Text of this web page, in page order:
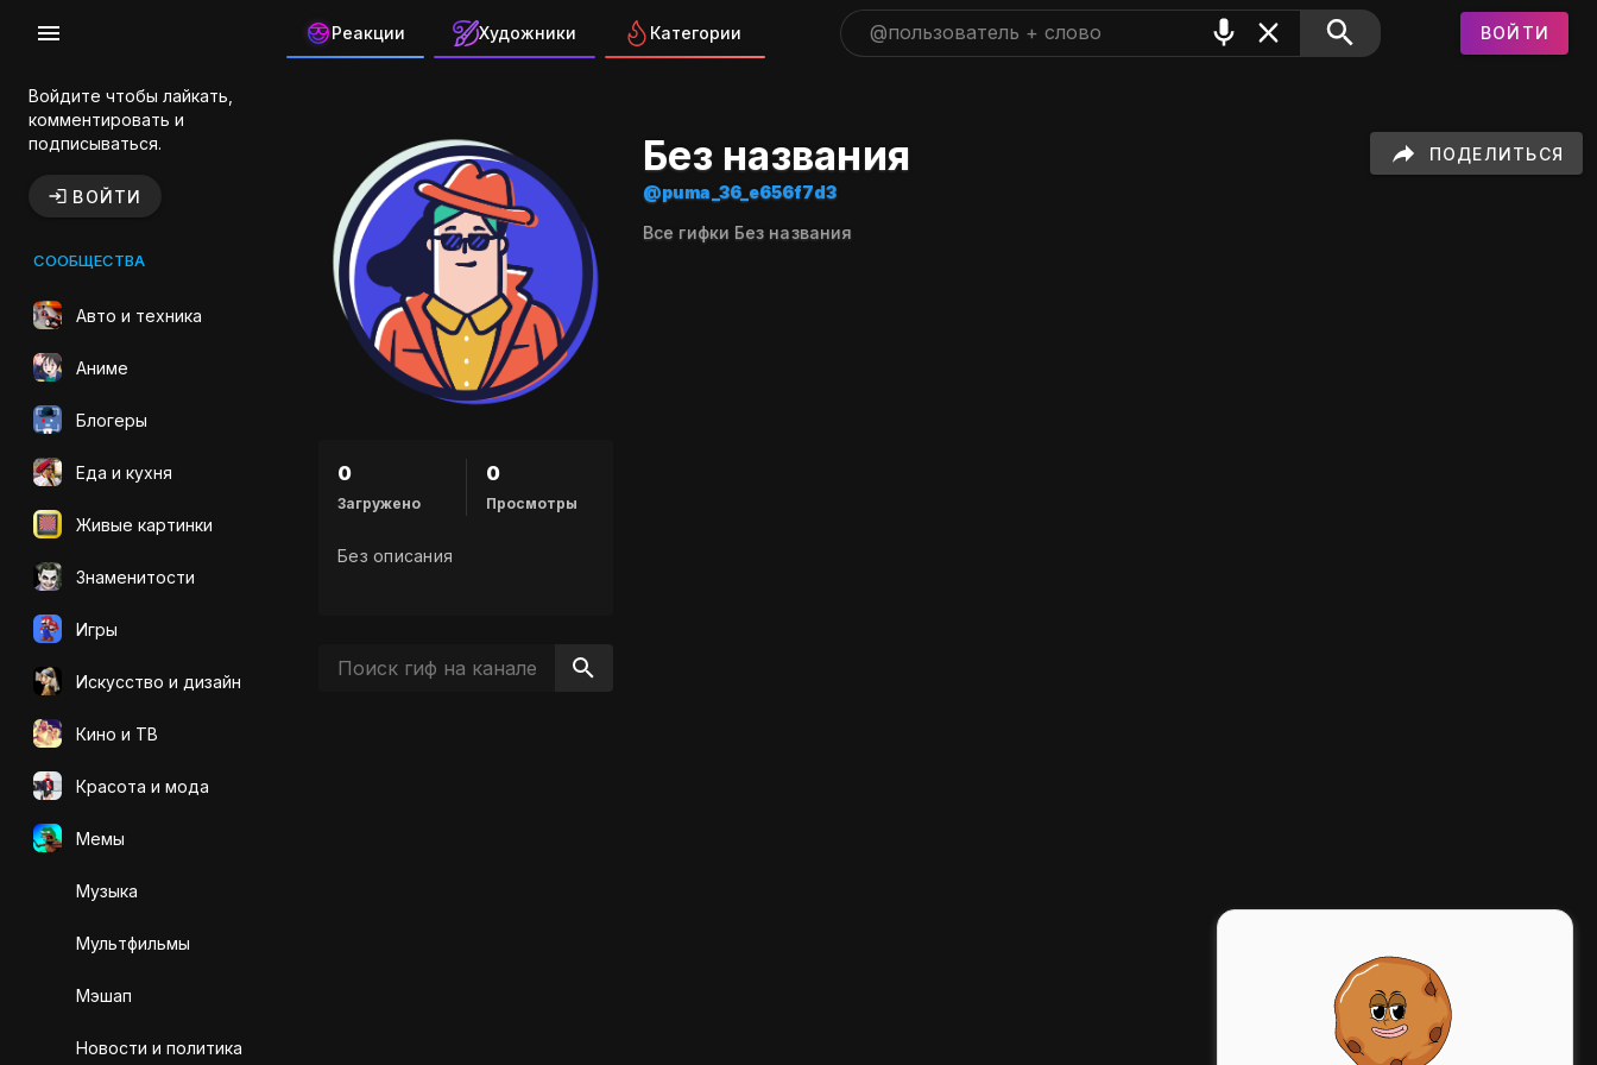
Реакции Художники Категории ВОЙТИ
Войдите чтобы лайкать,
комментировать и
подписываться.
ВОЙТИ
СООБЩЕСТВА
Авто и техника
Аниме
Блогеры
Еда и кухня
Живые картинки
Знаменитости
Игры
Искусcтво и дизайн
Кино и ТВ
Красота и мода
Мемы
Музыка
Мультфильмы
Мэшап
Новости и политика
0
Загружено
0
Просмотры
Без описания
Без названия
@puma_36_e656f7d3
ПОДЕЛИТЬСЯ
Все гифки Без названия